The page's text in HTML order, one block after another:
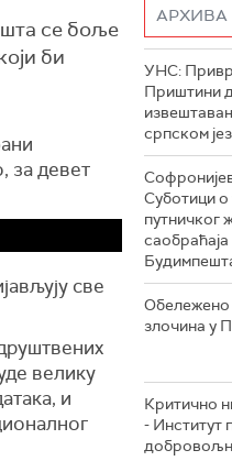
се боље
би
за девет
све
велику
и
УНС:
Приштини
српском
Суботици
путничког
Обележено
злочина у
Критично
- Институт